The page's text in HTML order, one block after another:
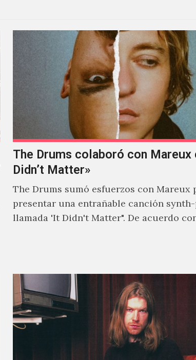
The Drums colaboró con Mareux
Didn’t Matter»
The Drums sumó esfuerzos con Mareux
presentar una entrañable canción
llamada 'It Didn't Matter". De acuerdo